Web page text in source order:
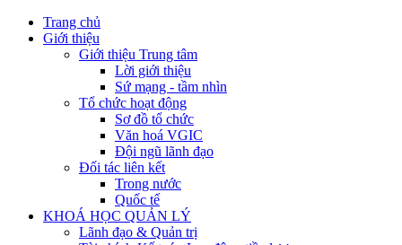
Trang chủ
Giới thiệu
Giới thiệu Trung tâm
Lời giới thiệu
Sứ mạng - tầm nhìn
Tổ chức hoạt động
Sơ đồ tổ chức
Văn hoá VGIC
Đội ngũ lãnh đạo
Đối tác liên kết
Trong nước
Quốc tế
KHOÁ HỌC QUẢN LÝ
Lãnh đạo & Quản trị